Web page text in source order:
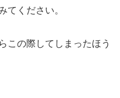
てください。
この際してしまったほう